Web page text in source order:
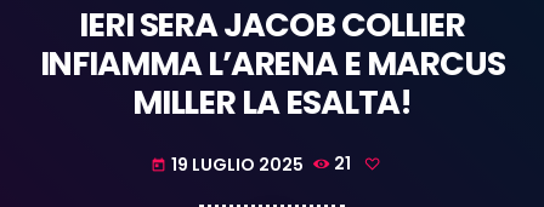
IERI SERA JACOB COLLIER
INFIAMMA L’ARENA E MARCUS
MILLER LA ESALTA!
today 19 LUGLIO 2025 21